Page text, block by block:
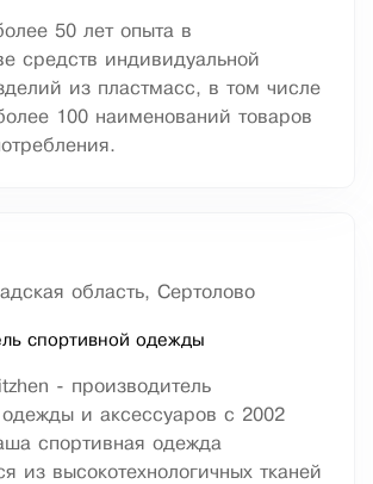
50 лет опыта в
средств индивидуальной
из пластмасс, в том числе
100 наименований товаров
область, Сертолово
спортивной одежды
- производитель
и аксессуаров с 2002
спортивная одежда
из высокотехнологичных тканей